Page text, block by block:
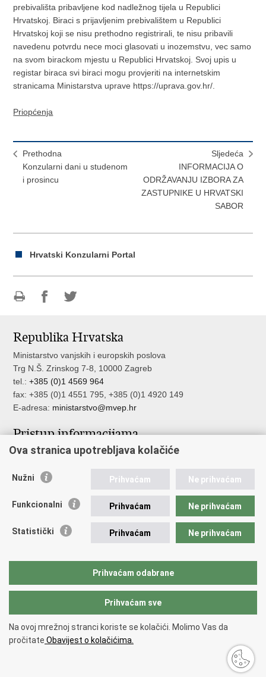
prebivališta pribavljene kod nadležnog tijela u Republici
Hrvatskoj. Biraci s prijavljenim prebivalištem u Republici
Hrvatskoj koji se nisu prethodno registrirali, te nisu pribavili
navedenu potvrdu nece moci glasovati u inozemstvu, vec samo
na svom birackom mjestu u Republici Hrvatskoj. Svoj upis u
registar biraca svi biraci mogu provjeriti na internetskim
stranicama Ministarstva uprave https://uprava.gov.hr/.
Priopćenja
Prethodna
Konzularni dani u studenom
i prosincu
Sljedeća
INFORMACIJA O
ODRŽAVANJU IZBORA ZA
ZASTUPNIKE U HRVATSKI
SABOR
Hrvatski Konzularni Portal
Facebooku
Twitteru
Republika Hrvatska
Ministarstvo vanjskih i europskih poslova
Trg N.Š. Zrinskog 7-8, 10000 Zagreb
tel.:+385 (0)1 4569 964
fax: +385 (0)1 4551 795, +385 (0)1 4920 149
E-adresa: ministarstvo@mvep.hr
Pristup informacijama
Pristup informacijama
Nepravilnosti
Javna nabava u MVEP-u
Nadzor rada i unutarnja revizija službe vanjskih poslova
Copyright © 2026 Ministarstvo vanjskih i europskih poslova.
korištenja.Izjava o pristupačnosti.
Ova stranica upotrebljava kolačiće
Nužni Prihvaćam Ne prihvaćam
Funkcionalni Prihvaćam Ne prihvaćam
Statistički Prihvaćam Ne prihvaćam
Prihvaćam odabrane
Prihvaćam sve
Na ovoj mrežnoj stranci koriste se kolačići. Molimo Vas da
pročitate Obavijest o kolačićima.